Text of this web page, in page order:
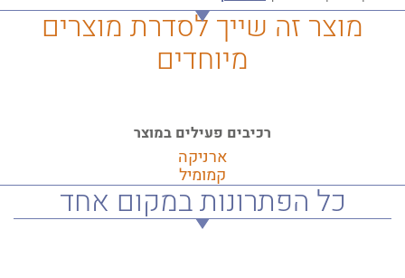
מוצר זה שייך לסדרת מוצרים
מיוחדים
רכיבים פעילים במוצר
ארניקה
קמומיל
כל הפתרונות במקום אחד